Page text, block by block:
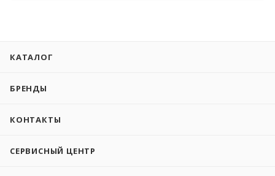
КАТАЛОГ
БРЕНДЫ
КОНТАКТЫ
СЕРВИСНЫЙ ЦЕНТР